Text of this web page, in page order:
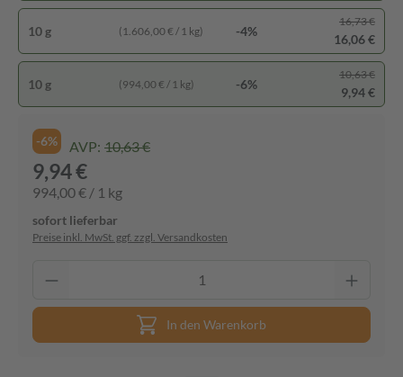
10 g (1.606,00 € / 1 kg) -4%
16,73 €
16,06 €
10 g (994,00 € / 1 kg) -6%
10,63 €
9,94 €
-6% AVP: 10,63 €
9,94 €
994,00 € / 1 kg
sofort lieferbar
Preise inkl. MwSt. ggf. zzgl. Versandkosten
In den Warenkorb